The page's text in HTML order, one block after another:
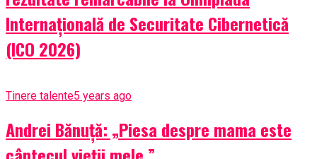
Internațională de Securitate Cibernetică
(ICO 2026)
Tinere talente5 years ago
Andrei Bănuță: „Piesa despre mama este